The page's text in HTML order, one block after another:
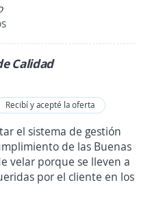
Calidad
Recibí y acepté la oferta
el sistema de gestión
de las Buenas
velar porque se lleven a
por el cliente en los